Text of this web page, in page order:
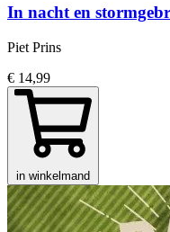
In nacht en
Piet Prins
€ 14,99
in winkelmand